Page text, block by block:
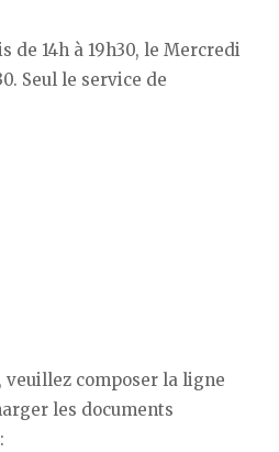
de 14h à 19h30, le Mercredi
Seul le service de
veuillez composer la ligne
les documents